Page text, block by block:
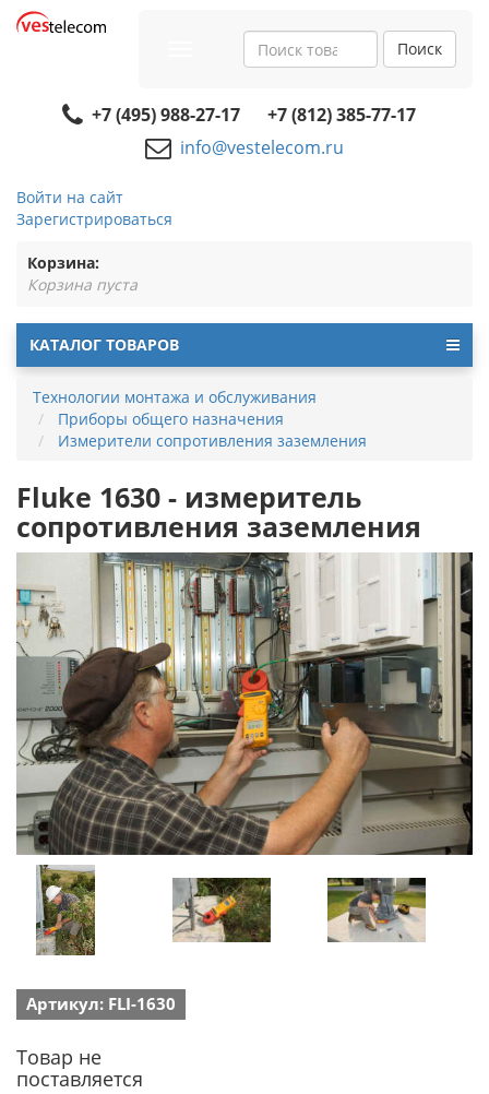
navigation
Поиск
+7 (495) 988-27-17
+7 (812) 385-77-17
info@vestelecom.ru
Войти на сайт
Зарегистрироваться
Корзина:
Корзина пуста
КАТАЛОГ ТОВАРОВ
Технологии монтажа и обслуживания
Приборы общего назначения
Измерители сопротивления заземления
Fluke 1630 - измеритель
сопротивления заземления
Артикул: FLI-1630
Товар не
поставляется